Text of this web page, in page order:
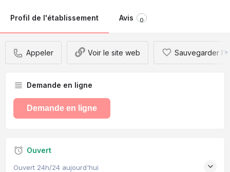
Profil de l'établissement Avis 0
Appeler Voir le site web Sauvegarder
Demande en ligne
Demande en ligne
Ouvert
Ouvert 24h/24 aujourd'hui